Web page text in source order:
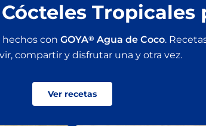
con GOYA® Agua de Coco.
compartir y disfrutar una y otra vez.
Ver recetas